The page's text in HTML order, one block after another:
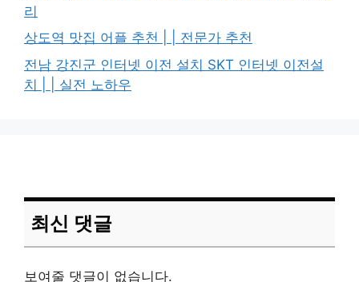
리
상도역 맛집 어플 추천 | | 전문가 추천
전남 강진군 인터넷 이전 설치 SKT 인터넷 이전설
치 | | 실전 노하우
최신 댓글
보여줄 댓글이 없습니다.